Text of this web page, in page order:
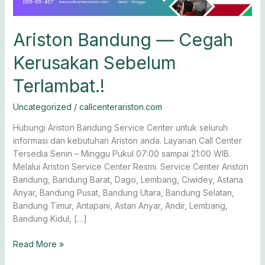
Ariston Bandung — Cegah
Kerusakan Sebelum
Terlambat.!
Uncategorized / callcenterariston.com
Hubungi Ariston Bandung Service Center untuk seluruh
informasi dan kebutuhan Ariston anda. Layanan Call Center
Tersedia Senin – Minggu Pukul 07:00 sampai 21:00 WIB.
Melalui Ariston Service Center Resmi. Service Center Ariston
Bandung, Bandung Barat, Dago, Lembang, Ciwidey, Astana
Anyar, Bandung Pusat, Bandung Utara, Bandung Selatan,
Bandung Timur, Antapani, Astan Anyar, Andir, Lembang,
Bandung Kidul, […]
Read More »